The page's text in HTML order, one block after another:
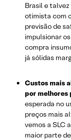
Brasil e
otimista com
previsão de
impulsionar
compra
já sólidas
Custos mais
por
esperada no
preços mais
vemos a SLC
maior parte